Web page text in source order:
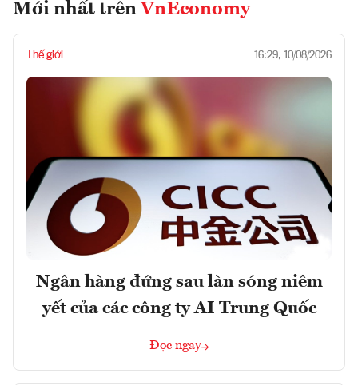
Mới nhất trên VnEconomy
Thế giới 16:29, 10/08/2026
Ngân hàng đứng sau làn sóng niêm
yết của các công ty AI Trung Quốc
Đọc ngay